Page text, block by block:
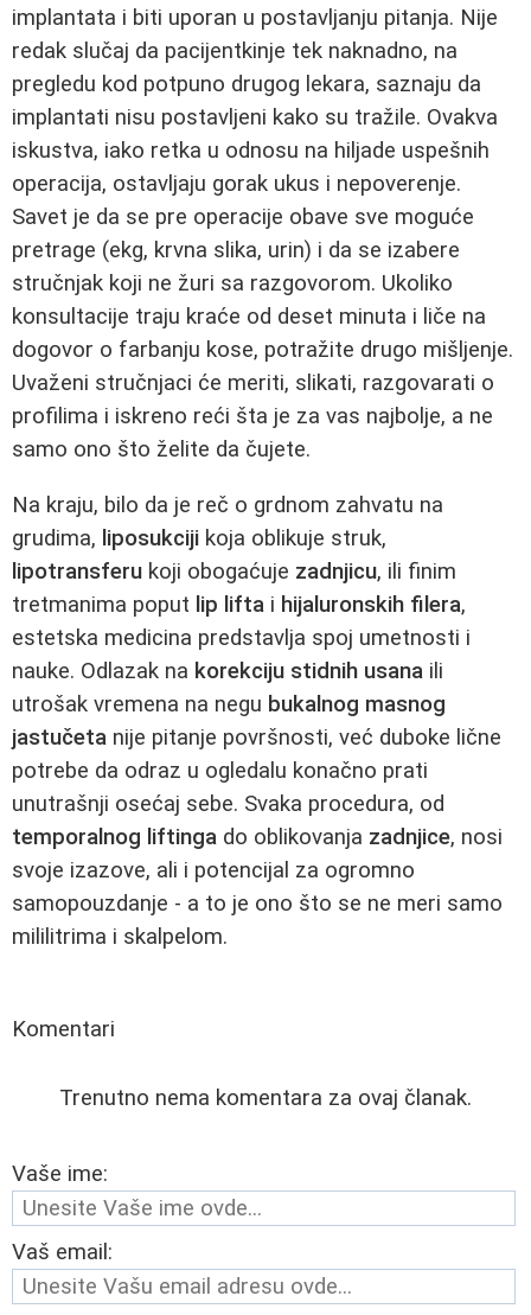
implantata i biti uporan u postavljanju pitanja. Nije
redak slučaj da pacijentkinje tek naknadno, na
pregledu kod potpuno drugog lekara, saznaju da
implantati nisu postavljeni kako su tražile. Ovakva
iskustva, iako retka u odnosu na hiljade uspešnih
operacija, ostavljaju gorak ukus i nepoverenje.
Savet je da se pre operacije obave sve moguće
pretrage (ekg, krvna slika, urin) i da se izabere
stručnjak koji ne žuri sa razgovorom. Ukoliko
konsultacije traju kraće od deset minuta i liče na
dogovor o farbanju kose, potražite drugo mišljenje.
Uvaženi stručnjaci će meriti, slikati, razgovarati o
profilima i iskreno reći šta je za vas najbolje, a ne
samo ono što želite da čujete.
Na kraju, bilo da je reč o grdnom zahvatu na
grudima, liposukciji koja oblikuje struk,
lipotransferu koji obogaćuje zadnjicu, ili finim
tretmanima poput lip lifta i hijaluronskih filera,
estetska medicina predstavlja spoj umetnosti i
nauke. Odlazak na korekciju stidnih usana ili
utrošak vremena na negu bukalnog masnog
jastučeta nije pitanje površnosti, već duboke lične
potrebe da odraz u ogledalu konačno prati
unutrašnji osećaj sebe. Svaka procedura, od
temporalnog liftinga do oblikovanja zadnjice, nosi
svoje izazove, ali i potencijal za ogromno
samopouzdanje - a to je ono što se ne meri samo
mililitrima i skalpelom.
Komentari
Trenutno nema komentara za ovaj članak.
Vaše ime:
Vaš email: